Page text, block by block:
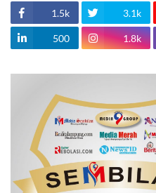
1.5k 3.1k
500 1.8k